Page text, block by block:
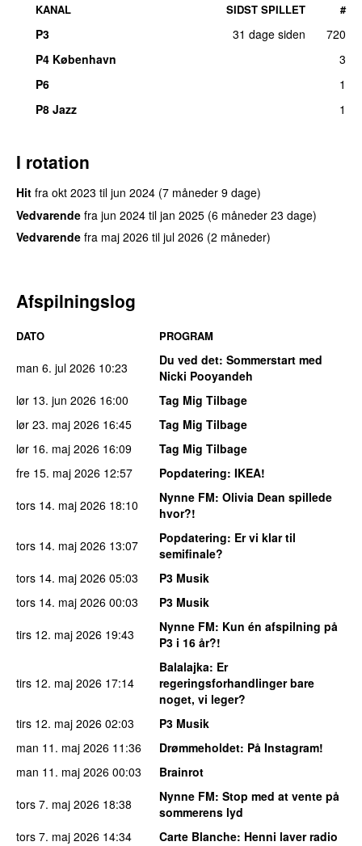
KANAL SIDST SPILLET #
P3 31 dage siden
720
P4 København
3
P6
1
P8 Jazz
1
I rotation
Hit fra okt 2023 til jun 2024 (7 måneder 9 dage)
Vedvarende fra jun 2024 til jan 2025 (6 måneder 23 dage)
Vedvarende fra maj 2026 til jul 2026 (2 måneder)
Afspilningslog
DATO PROGRAM
man 6. jul 2026 10:23 Du ved det: Sommerstart med
Nicki Pooyandeh
lør 13. jun 2026 16:00
Tag Mig Tilbage
lør 23. maj 2026 16:45
Tag Mig Tilbage
lør 16. maj 2026 16:09
Tag Mig Tilbage
fre 15. maj 2026 12:57 Popdatering: IKEA!
tors 14. maj 2026 18:10 Nynne FM: Olivia Dean spillede
hvor?!
tors 14. maj 2026 13:07 Popdatering: Er vi klar til
semifinale?
tors 14. maj 2026 05:03
P3 Musik
tors 14. maj 2026 00:03
P3 Musik
tirs 12. maj 2026 19:43 Nynne FM: Kun én afspilning på
P3 i 16 år?!
tirs 12. maj 2026 17:14
Balalajka: Er
regeringsforhandlinger bare
noget, vi leger?
tirs 12. maj 2026 02:03
P3 Musik
man 11. maj 2026 11:36 Drømmeholdet: På Instagram!
man 11. maj 2026 00:03
Brainrot
tors 7. maj 2026 18:38 Nynne FM: Stop med at vente på
sommerens lyd
tors 7. maj 2026 14:34 Carte Blanche: Henni laver radio